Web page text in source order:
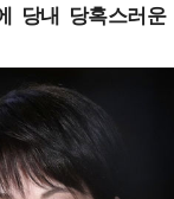
당내 당혹스러